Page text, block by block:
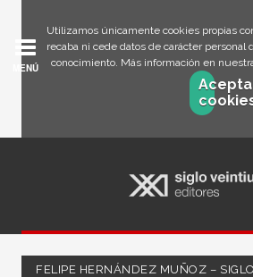
Utilizamos únicamente cookies propias
recaba ni cede datos de carácter personal
conocimiento. Más información en
MENÚ
FELIPE HERNÁNDEZ MUÑOZ –